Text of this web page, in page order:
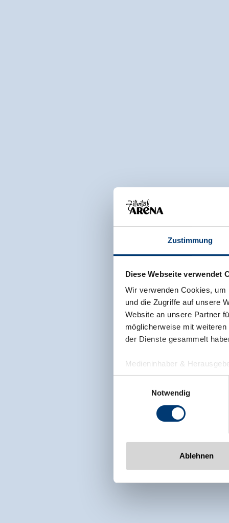
Zustimmung
Diese Webseite verwendet
Wir verwenden Cookies,
und die Zugriffe auf unsere
Website an unsere Partner
möglicherweise mit
der Dienste gesammelt
Medieninhaber &
Zeller Bergbahnen Zillertal
Rohr 23// A-6280 Zell am Ziller
www.zillertalarena.com
Notwendig
Ablehnen